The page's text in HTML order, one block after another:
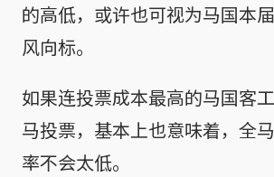
的高低，或许也可视为马国本
风向标。
如果连投票成本最高的马国客
马投票，基本上也意味着，全
率不会太低。